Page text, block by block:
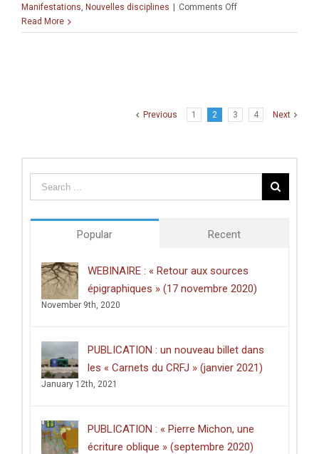
du
israélo-
Manifestations, Nouvelles disciplines Comments Offon
« Music
Link »
Read More
Previous 1 2 3 4 Next
Popular Recent
WEBINAIRE : « Retour aux sources
épigraphiques » (17 novembre 2020)
November 9th, 2020
PUBLICATION : un nouveau billet dans
les « Carnets du CRFJ » (janvier 2021)
January 12th, 2021
PUBLICATION : « Pierre Michon, une
écriture oblique » (septembre 2020)